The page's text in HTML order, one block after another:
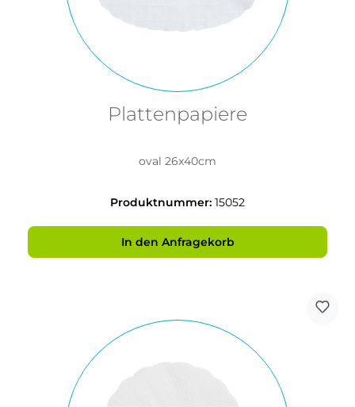
Plattenpapiere
oval 26x40cm
Produktnummer: 15052
In den Anfragekorb